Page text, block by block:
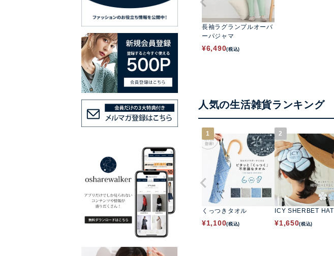
長袖ラグランプルオーバ
ーパジャマ
¥6,490(税込)
人気の生活雑貨ランキング
1
くっつきタオル
¥1,100(税込)
2
ICY SHERBET HAT
¥1,650(税込)